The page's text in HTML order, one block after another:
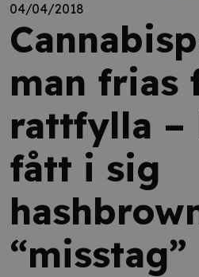
04/04/2018
man frias
rattfylla –
fått i sig
“misstag”